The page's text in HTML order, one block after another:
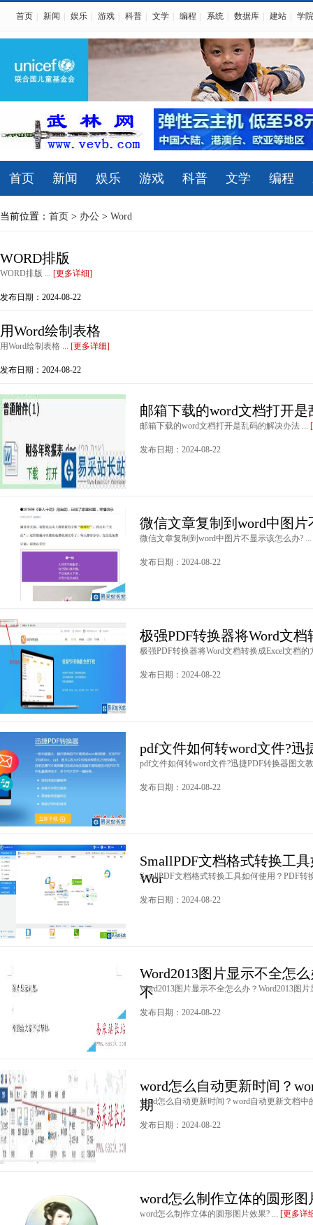
首页 新闻 娱乐 游戏 科普 文学 编程 系统 数据库 建站 学院
首页 新闻 娱乐 游戏 科普 文学 编程
当前位置： 首页 > 办公 > Word
WORD排版
WORD排版 ... [更多详细]
发布日期：2024-08-22
用Word绘制表格
用Word绘制表格 ... [更多详细]
发布日期：2024-08-22
邮箱下载的word文档打开
邮箱下载的word文档打开是乱码的解决办法 ...
发布日期：2024-08-22
微信文章复制到word中图片
微信文章复制到word中图片不显示该怎么办? ...
发布日期：2024-08-22
极强PDF转换器将Word文
极强PDF转换器将Word文档转换成Excel文档
发布日期：2024-08-22
pdf文件如何转word文件?迅
pdf文件如何转word文件?迅捷PDF转换器图文
发布日期：2024-08-22
SmallPDF文档格式转换工
Wor
SmallPDF文档格式转换工具如何使用？PDF转
发布日期：2024-08-22
Word2013图片显示不全怎
不
Word2013图片显示不全怎么办？Word2013图
发布日期：2024-08-22
word怎么自动更新时间？
期
word怎么自动更新时间？word自动更新文档中
发布日期：2024-08-22
word怎么制作立体的圆形图
word怎么制作立体的圆形图片效果? ... [更多详